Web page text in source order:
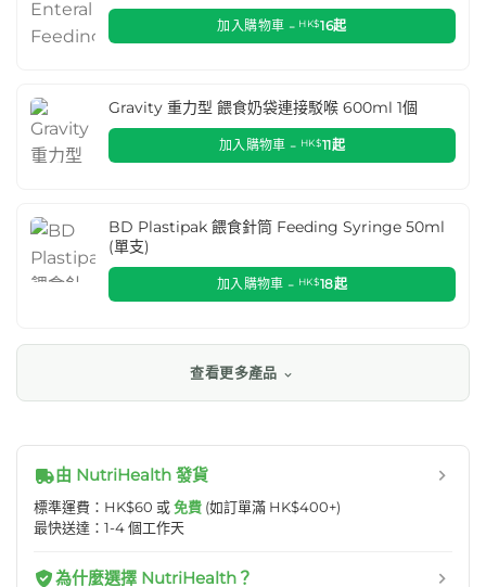
加入購物車 - HK$16起
Gravity 重力型 餵食奶袋連接駁喉 600ml 1個
加入購物車 - HK$11起
BD Plastipak 餵食針筒 Feeding Syringe 50ml
(單支)
加入購物車 - HK$18起
查看更多產品
由 NutriHealth 發貨
標準運費：HK$60 或免費 (如訂單滿 HK$400+)
最快送達：1-4 個工作天
為什麼選擇 NutriHealth？